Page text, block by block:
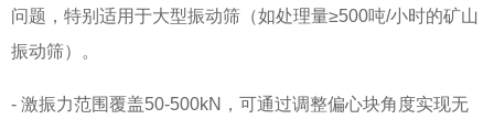
问题，特别适用于大型振动筛（如处理量≥500吨/小时的矿山
振动筛）。
- 激振力范围覆盖50-500kN，可通过调整偏心块角度实现无